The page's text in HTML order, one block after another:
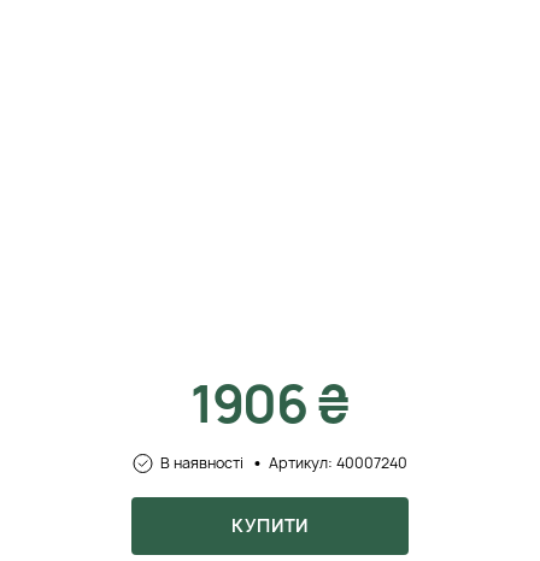
1906 ₴
В наявності Артикул: 40007240
КУПИТИ